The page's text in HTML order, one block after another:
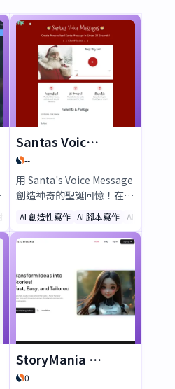
面生成器
Santas Voice Message
--
用 Santa's Voice Message
創造神奇的聖誕回憶！在
30 秒內即可客製化聖誕老
人的節日語音錄音，非常適
合給孩子們驚喜。每筆購買
A-Wish 基金會，在傳遞節
日歡樂的同時，支持需要幫
助的孩子。用專屬的聖誕老
人訊息，讓這個季節變得難
AI 創造性寫作 AI 腳本寫作 AI 故事寫作
StoryMania Ai Story Generator
0